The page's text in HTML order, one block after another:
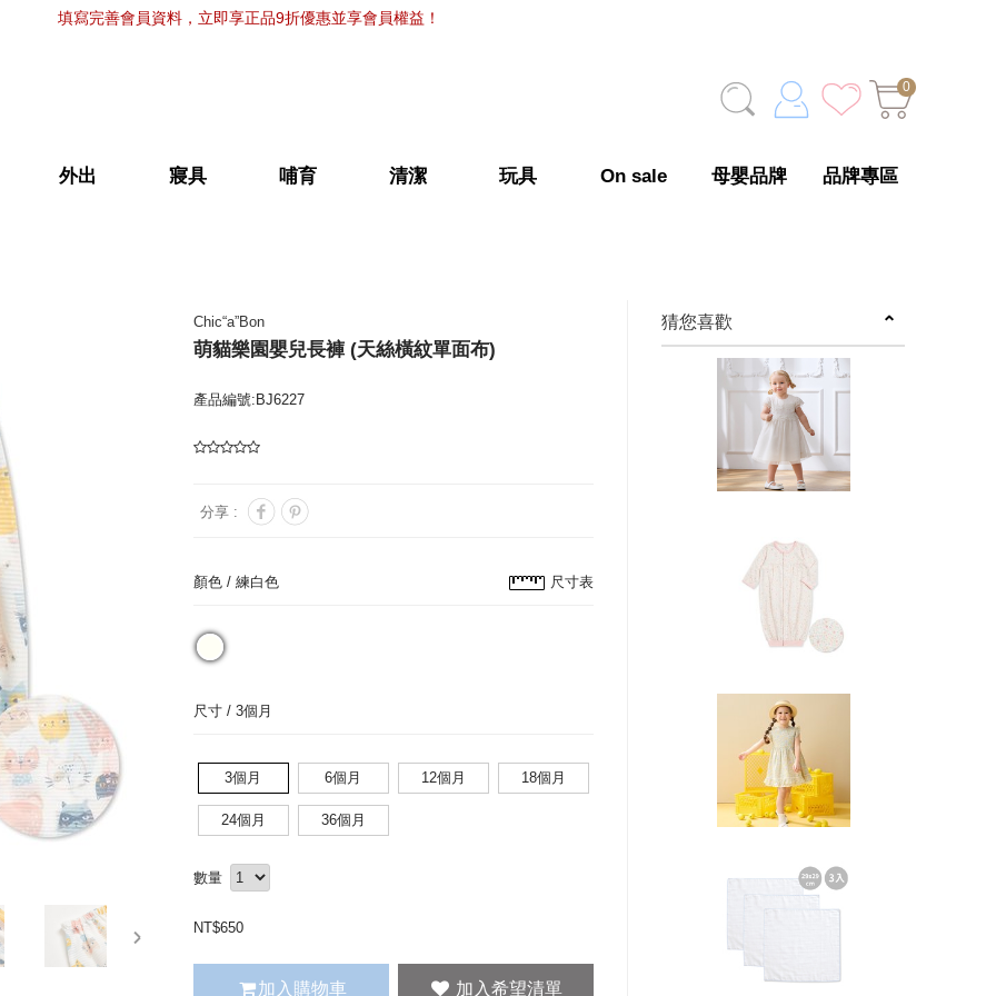
填寫完善會員資料，立即享正品9折優惠並享會員權益！
0
外出 寢具 哺育 清潔 玩具 On sale 母嬰品牌 品牌專區
next
Chic“a”Bon
萌貓樂園嬰兒長褲 (天絲橫紋單面布)
產品編號:BJ6227
分享 :
顏色 / 練白色 尺寸表
尺寸 / 3個月
3個月 6個月 12個月 18個月
24個月 36個月
數量
NT$650
加入購物車
猜您喜歡